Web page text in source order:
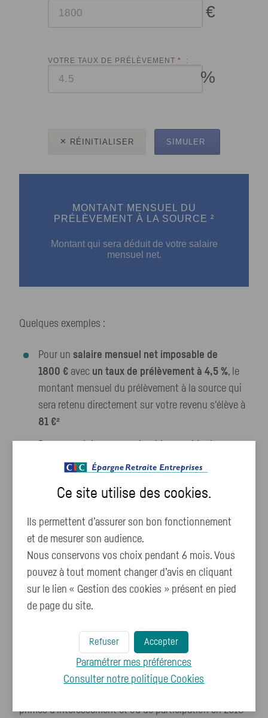
€
VOTRE TAUX DE PRÉLÈVEMENT * :
%
RÉINITIALISER SIMULER
MONTANT MENSUEL DU
PRÉLÈVEMENT À LA SOURCE ²
Montant qui sera déduit de votre salaire
mensuel net.
Quelques exemples :
Pour un salaire mensuel net imposable de
1800 € avec un taux de prélèvement à 4,5 %, le
montant mensuel du prélèvement à la source qui
sera retenu directement sur votre revenu s'élève à
81 €²
3100 €avec un taux de prélèvement à 12 %
sera retenu directement sur votre revenu s'élève à
Quels impacts sur votre
épargne salariale ?
Le prélèvement à la source concerne vos revenus dits
non exceptionnels. L'épargne salariale, dans le cadre de
l'année blanche est considérée comme un revenu
primes d'intéressement et ou de participation en 2018
Ce site utilise des cookies.
Ils permettent d’assurer son bon fonctionnement
et de mesurer son audience.
Nous conservons vos choix pendant 6 mois. Vous
pouvez à tout moment changer d’avis en cliquant
sur le lien « Gestion des cookies » présent en pied
de page du site.
Accepter
Refuser
Paramétrer mes préférences
Consulter notre politique Cookies